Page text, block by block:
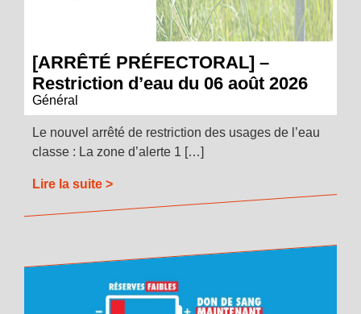
[ARRÊTÉ PRÉFECTORAL] –
Restriction d’eau du 06 août 2026
Général
Le nouvel arrêté de restriction des usages de l’eau
classe : La zone d’alerte 1 […]
Lire la suite >